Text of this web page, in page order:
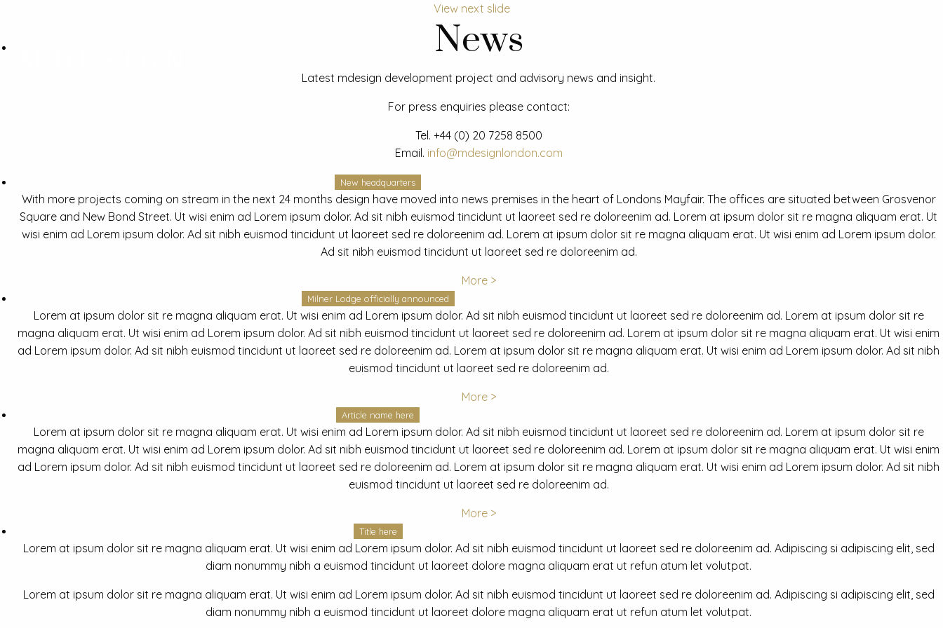
View next slide
News
Latest mdesign development project and advisory news and insight.
For press enquiries please contact:
Tel. +44 (0) 20 7258 8500
Email. info@mdesignlondon.com
New headquarters
With more projects coming on stream in the next 24 months design have moved into news premises in the heart of Londons Mayfair. The offices are situated between Grosvenor
Square and New Bond Street. Ut wisi enim ad Lorem ipsum dolor. Ad sit nibh euismod tincidunt ut laoreet sed re doloreenim ad. Lorem at ipsum dolor sit re magna aliquam erat. Ut
wisi enim ad Lorem ipsum dolor. Ad sit nibh euismod tincidunt ut laoreet sed re doloreenim ad. Lorem at ipsum dolor sit re magna aliquam erat. Ut wisi enim ad Lorem ipsum dolor.
Ad sit nibh euismod tincidunt ut laoreet sed re doloreenim ad.
More >
Milner Lodge officially announced
Lorem at ipsum dolor sit re magna aliquam erat. Ut wisi enim ad Lorem ipsum dolor. Ad sit nibh euismod tincidunt ut laoreet sed re doloreenim ad. Lorem at ipsum dolor sit re
magna aliquam erat. Ut wisi enim ad Lorem ipsum dolor. Ad sit nibh euismod tincidunt ut laoreet sed re doloreenim ad. Lorem at ipsum dolor sit re magna aliquam erat. Ut wisi enim
ad Lorem ipsum dolor. Ad sit nibh euismod tincidunt ut laoreet sed re doloreenim ad. Lorem at ipsum dolor sit re magna aliquam erat. Ut wisi enim ad Lorem ipsum dolor. Ad sit nibh
euismod tincidunt ut laoreet sed re doloreenim ad.
More >
Article name here
Lorem at ipsum dolor sit re magna aliquam erat. Ut wisi enim ad Lorem ipsum dolor. Ad sit nibh euismod tincidunt ut laoreet sed re doloreenim ad. Lorem at ipsum dolor sit re
magna aliquam erat. Ut wisi enim ad Lorem ipsum dolor. Ad sit nibh euismod tincidunt ut laoreet sed re doloreenim ad. Lorem at ipsum dolor sit re magna aliquam erat. Ut wisi enim
ad Lorem ipsum dolor. Ad sit nibh euismod tincidunt ut laoreet sed re doloreenim ad. Lorem at ipsum dolor sit re magna aliquam erat. Ut wisi enim ad Lorem ipsum dolor. Ad sit nibh
euismod tincidunt ut laoreet sed re doloreenim ad.
More >
Title here
Lorem at ipsum dolor sit re magna aliquam erat. Ut wisi enim ad Lorem ipsum dolor. Ad sit nibh euismod tincidunt ut laoreet sed re doloreenim ad. Adipiscing si adipiscing elit, sed
diam nonummy nibh a euismod tincidunt ut laoreet dolore magna aliquam erat ut refun atum let volutpat.
Lorem at ipsum dolor sit re magna aliquam erat. Ut wisi enim ad Lorem ipsum dolor. Ad sit nibh euismod tincidunt ut laoreet sed re doloreenim ad. Adipiscing si adipiscing elit, sed
diam nonummy nibh a euismod tincidunt ut laoreet dolore magna aliquam erat ut refun atum let volutpat.